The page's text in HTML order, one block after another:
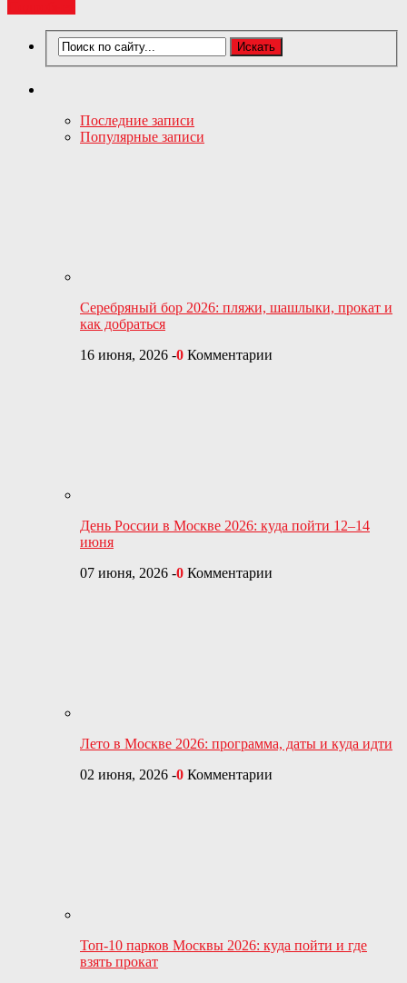
Последние записи
Популярные записи
Серебряный бор 2026: пляжи, шашлыки, прокат и
как добраться
16 июня, 2026 -0 Комментарии
День России в Москве 2026: куда пойти 12–14
июня
07 июня, 2026 -0 Комментарии
Лето в Москве 2026: программа, даты и куда идти
02 июня, 2026 -0 Комментарии
Топ-10 парков Москвы 2026: куда пойти и где
взять прокат